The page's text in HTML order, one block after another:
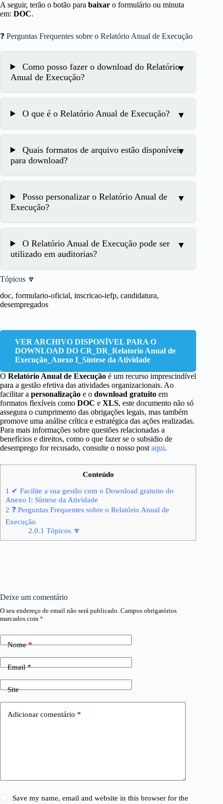
A seguir, terão o botão para baixar o formulário ou minuta
em: DOC.
❓ Perguntas Frequentes sobre o Relatório Anual de Execução
Como posso fazer o download do Relatório
Anual de Execução?
O que é o Relatório Anual de Execução?
Quais formatos de arquivo estão disponíveis
para download?
Posso personalizar o Relatório Anual de
Execução?
O Relatório Anual de Execução pode ser
utilizado em auditorias?
Tópicos 🔽
doc, formulario-oficial, inscricao-iefp, candidatura,
desempregados
VER ARCHIVO DISPONÍVEL PARA O
DOWNLOAD DO CR_DR_Relatorio Anual de
Execução_Anexo I_Síntese da Atividade
O Relatório Anual de Execução é um recurso imprescindível
para a gestão efetiva das atividades organizacionais. Ao
facilitar a personalização e o download gratuito em
formatos flexíveis como DOC e XLS, este documento não só
assegura o cumprimento das obrigações legais, mas também
promove uma análise crítica e estratégica das ações realizadas.
Para mais informações sobre questões relacionadas a
benefícios e direitos, como o que fazer se o subsidio de
desemprego for recusado, consulte o nosso post aqui.
Conteúdo
1 ✔ Facilite a sua gestão com o Download gratuito do
Anexo I: Síntese da Atividade
2 ❓ Perguntas Frequentes sobre o Relatório Anual de
Execução
2.0.1 Tópicos 🔽
Deixe um comentário
O seu endereço de email não será publicado. Campos obrigatórios
marcados com *
Nome*
Email*
Site
Adicionar comentário *
Save my name, email and website in this browser for the